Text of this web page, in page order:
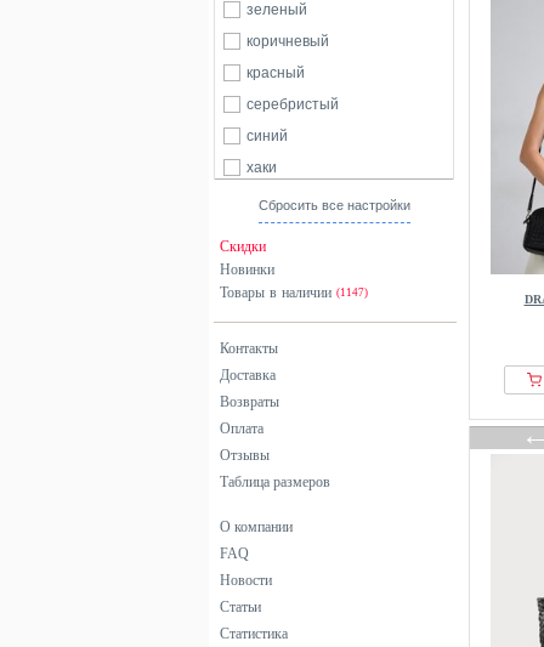
зеленый
коричневый
красный
серебристый
синий
хаки
черный
Сбросить все настройки
Скидки
Новинки
Товары в наличии (1147)
Контакты
Доставка
Возвраты
Оплата
Отзывы
Таблица размеров
О компании
FAQ
Новости
Статьи
Статистика